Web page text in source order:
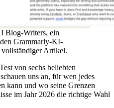
Blog-Writers, ein
Grammarly-KI-
Artikel.
von sechs beliebten
uns an, für wen jedes
kann und wo seine Grenzen
im Jahr 2026 die richtige Wahl